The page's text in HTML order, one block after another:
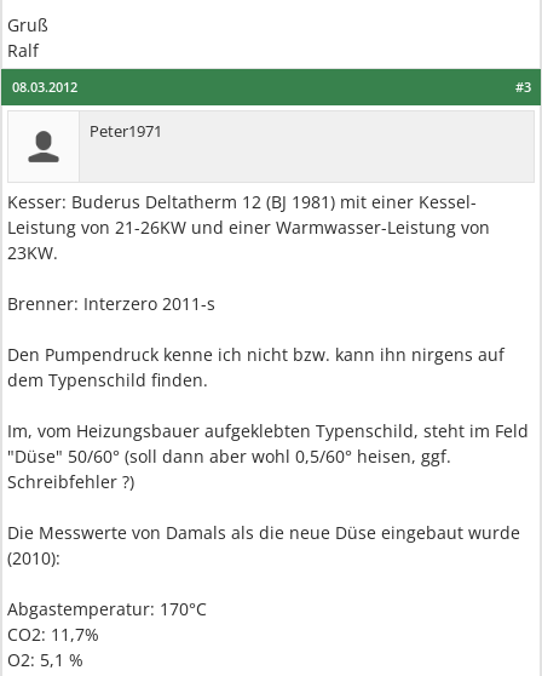
Gruß
Ralf
#3
08.03.2012
Peter1971
Kesser: Buderus Deltatherm 12 (BJ 1981) mit einer Kessel-
Leistung von 21-26KW und einer Warmwasser-Leistung von
23KW.
Brenner: Interzero 2011-s
Den Pumpendruck kenne ich nicht bzw. kann ihn nirgens auf
dem Typenschild finden.
Im, vom Heizungsbauer aufgeklebten Typenschild, steht im Feld
"Düse" 50/60° (soll dann aber wohl 0,5/60° heisen, ggf.
Schreibfehler ?)
Die Messwerte von Damals als die neue Düse eingebaut wurde
(2010):
Abgastemperatur: 170°C
CO2: 11,7%
O2: 5,1 %